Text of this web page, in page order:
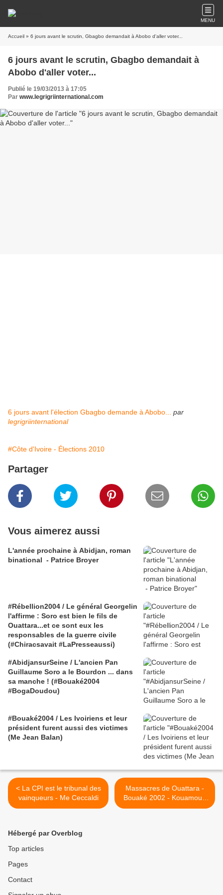
MENU
Accueil » 6 jours avant le scrutin, Gbagbo demandait à Abobo d'aller voter...
6 jours avant le scrutin, Gbagbo demandait à
Abobo d'aller voter...
Publié le 19/03/2013 à 17:05
Par www.legrigriinternational.com
6 jours avant l'élection Gbagbo demande à Abobo...
par
legrigriinternational
#Côte d'Ivoire - Élections 2010
Partager
Vous aimerez aussi
L'année prochaine à Abidjan, roman
binational - Patrice Broyer
#Rébellion2004 / Le général Georgelin
l'affirme : Soro est bien le fils de
Ouattara...et ce sont eux les
responsables de la guerre civile
(#Chiracsavait #LaPresseaussi)
#AbidjansurSeine / L'ancien Pan
Guillaume Soro a le Bourdon ... dans
sa manche ! (#Bouaké2004
#BogaDoudou)
#Bouaké2004 / Les Ivoiriens et leur
président furent aussi des victimes
(Me Jean Balan)
< La CPI est le tribunal des
vainqueurs - Me Ceccaldi
Massacres de Ouattara -
Bouaké 2002 - Kouamouo
lu par Protche >
Hébergé par Overblog
Top articles
Pages
Contact